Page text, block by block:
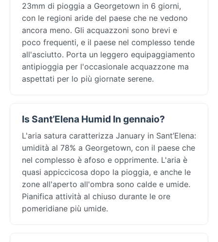
23mm di pioggia a Georgetown in 6 giorni,
con le regioni aride del paese che ne vedono
ancora meno. Gli acquazzoni sono brevi e
poco frequenti, e il paese nel complesso tende
all'asciutto. Porta un leggero equipaggiamento
antipioggia per l'occasionale acquazzone ma
aspettati per lo più giornate serene.
Is Sant’Elena Humid In gennaio?
L'aria satura caratterizza January in Sant’Elena:
umidità al 78% a Georgetown, con il paese che
nel complesso è afoso e opprimente. L'aria è
quasi appiccicosa dopo la pioggia, e anche le
zone all'aperto all'ombra sono calde e umide.
Pianifica attività al chiuso durante le ore
pomeridiane più umide.